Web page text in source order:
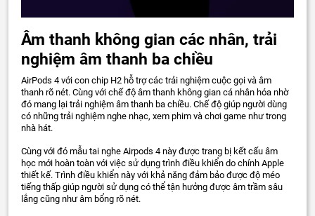
Âm thanh không gian các nhân, trải
nghiệm âm thanh ba chiều
AirPods 4 với con chip H2 hỗ trợ các trải nghiệm cuộc gọi và âm
thanh rõ nét. Cùng với chế độ âm thanh không gian cá nhân hóa nhờ
đó mang lại trải nghiệm âm thanh ba chiều. Chế độ giúp người dùng
có những trải nghiệm nghe nhạc, xem phim và chơi game như trong
nhà hát.
Cùng với đó mẫu tai nghe Airpods 4 này được trang bị kết cấu âm
học mới hoàn toàn với việc sử dụng trình điều khiển do chính Apple
thiết kế. Trình điều khiển này với khả năng đảm bảo được độ méo
tiếng thấp giúp người sử dụng có thể tận hưởng được âm trầm sâu
lắng cũng như âm bổng rõ nét.